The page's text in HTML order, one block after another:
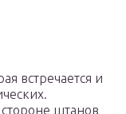
встречается и
штанов